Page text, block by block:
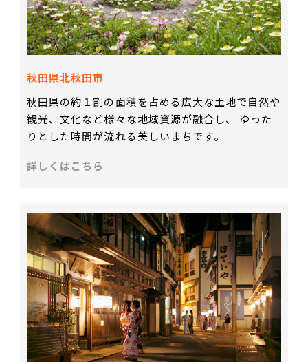
秋田県北秋田市
秋田県の約１割の面積を占める広大な土地で自然や
観光、文化など様々な地域資源が融合し、 ゆった
りとした時間が流れる美しいまちです。
詳しくはこちら